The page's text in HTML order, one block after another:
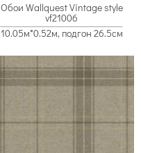
Обои Wallquest Vintage style
vf21006
10.05м*0.52м, подгон 26.5см